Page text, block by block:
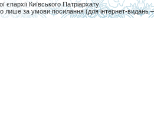
Київського Патріархату
лише за умови посилання (для інтернет-видань